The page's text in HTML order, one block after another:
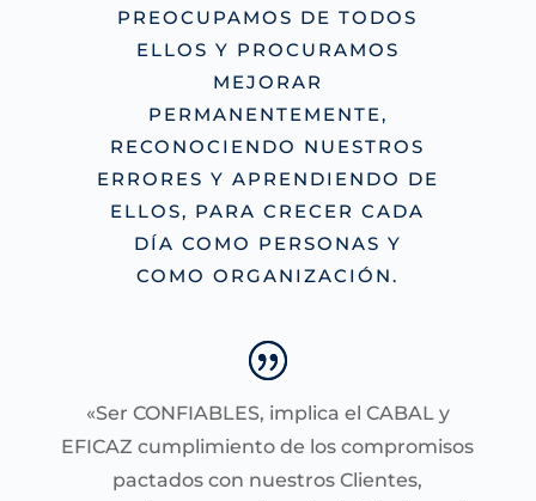
PREOCUPAMOS DE TODOS
ELLOS Y PROCURAMOS
MEJORAR
PERMANENTEMENTE,
RECONOCIENDO NUESTROS
ERRORES Y APRENDIENDO DE
ELLOS, PARA CRECER CADA
DÍA COMO PERSONAS Y
COMO ORGANIZACIÓN.
«Ser CONFIABLES, implica el CABAL y
EFICAZ cumplimiento de los compromisos
pactados con nuestros Clientes,